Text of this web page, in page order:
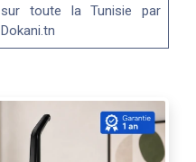
sur toute la Tunisie par
Dokani.tn